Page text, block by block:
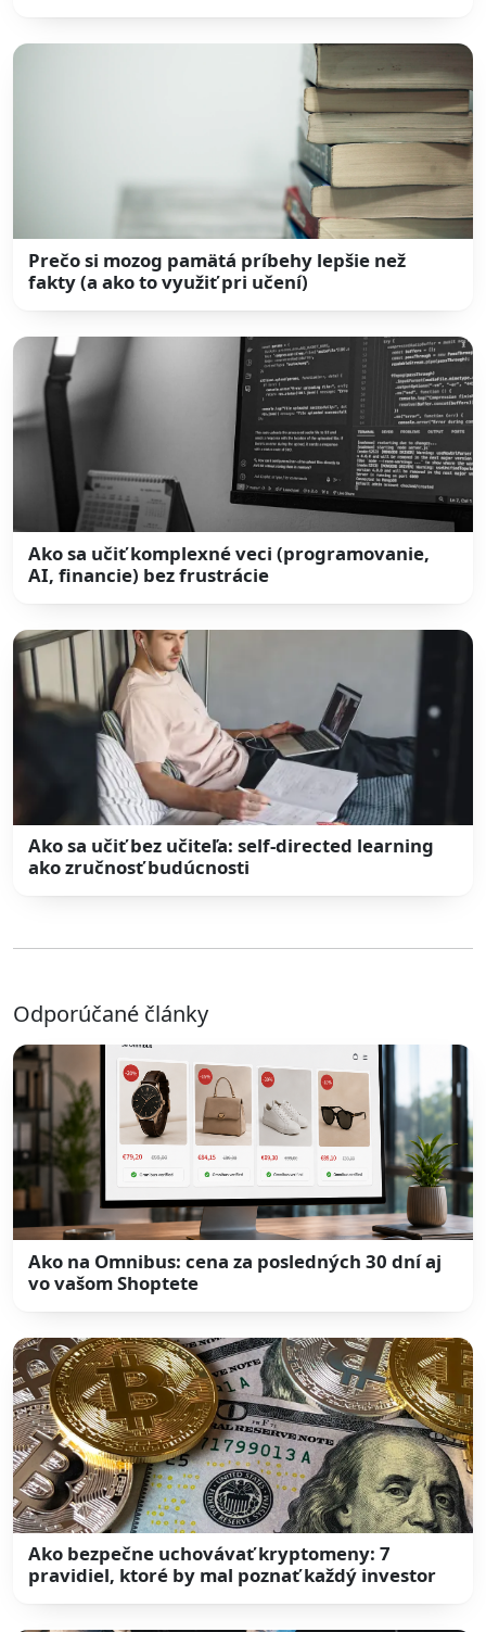
Prečo si mozog pamätá príbehy lepšie než
fakty (a ako to využiť pri učení)
Ako sa učiť komplexné veci (programovanie,
AI, financie) bez frustrácie
Ako sa učiť bez učiteľa: self-directed learning
ako zručnosť budúcnosti
Odporúčané články
Ako na Omnibus: cena za posledných 30 dní aj
vo vašom Shoptete
Ako bezpečne uchovávať kryptomeny: 7
pravidiel, ktoré by mal poznať každý investor